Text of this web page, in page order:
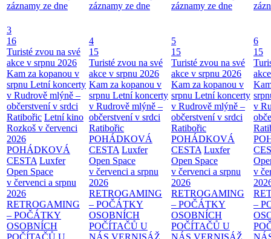
záznamy ze dne
záznamy ze dne
záznamy ze dne
3
16
Turisté zvou na své
akce v srpnu 2026
Kam za kopanou v
srpnu Letní koncerty
v Rudrově mlýně –
občerstvení v srdci
Ratibořic Letní kino
Rozkoš v červenci
2026
POHÁDKOVÁ
CESTA Luxfer
Open Space
v červenci a srpnu
2026
RETROGAMING
– POČÁTKY
OSOBNÍCH
POČÍTAČŮ U
4
15
Turisté zvou na své
akce v srpnu 2026
Kam za kopanou v
srpnu Letní koncerty
v Rudrově mlýně –
občerstvení v srdci
Ratibořic
POHÁDKOVÁ
CESTA Luxfer
Open Space
v červenci a srpnu
2026
RETROGAMING
– POČÁTKY
OSOBNÍCH
POČÍTAČŮ U
NÁS VERNISÁŽ
5
15
Turisté zvou na své
akce v srpnu 2026
Kam za kopanou v
srpnu Letní koncerty
v Rudrově mlýně –
občerstvení v srdci
Ratibořic
POHÁDKOVÁ
CESTA Luxfer
Open Space
v červenci a srpnu
2026
RETROGAMING
– POČÁTKY
OSOBNÍCH
POČÍTAČŮ U
NÁS VERNISÁŽ
6
15
v
v
–